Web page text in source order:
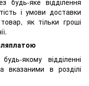
будь-яке відділення
і умови доставки
як тільки гроші
якому відділенні
вказаними в розділі